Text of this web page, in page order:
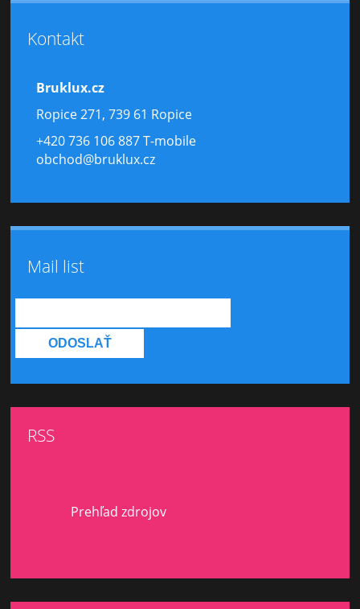
Kontakt
Bruklux.cz
Ropice 271, 739 61 Ropice
+420 736 106 887 T-mobile
obchod@bruklux.cz
Mail list
RSS
Prehľad zdrojov